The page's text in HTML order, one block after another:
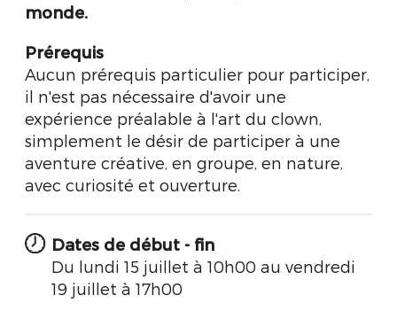
monde.
Prérequis
Aucun prérequis particulier pour participer,
il n'est pas nécessaire d'avoir une
expérience préalable à l'art du clown,
simplement le désir de participer à une
aventure créative, en groupe, en nature,
avec curiosité et ouverture.
Dates de début - fin
Du lundi 15 juillet à 10h00 au vendredi
19 juillet à 17h00